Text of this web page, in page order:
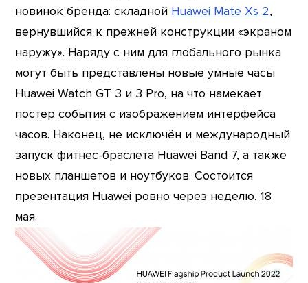
новинок бренда: складной Huawei Mate Xs 2,
вернувшийся к прежней конструкции «экраном
наружу». Наряду с ним для глобального рынка
могут быть представлены новые умные часы
Huawei Watch GT 3 и 3 Pro, на что намекает
постер события с изображением интерфейса
часов. Наконец, не исключён и международный
запуск фитнес-браслета Huawei Band 7, а также
новых планшетов и ноутбуков. Состоится
презентация Huawei ровно через неделю, 18
мая.